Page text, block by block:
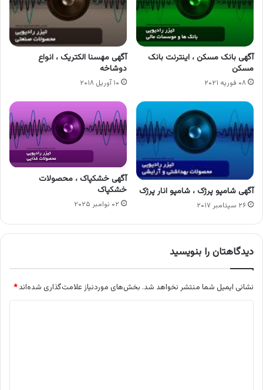
آگهی بانک مسکن ، اینترنت بانک
مسکن
۰۸ فوریه ۲۰۲۱
آگهی مهسنا الکتریک ، انواع
دوشاخه
۱۰ آوریل ۲۰۱۸
آگهی شامپو پرژک ، شامپو انار پرژک
۲۶ سپتامبر ۲۰۱۷
آگهی خشکپاک ، محصولات
خشکپاک
۰۲ نوامبر ۲۰۲۵
دیدگاهتان را بنویسید
نشانی ایمیل شما منتشر نخواهد شد. بخش‌های موردنیاز علامت‌گذاری شده‌اند*